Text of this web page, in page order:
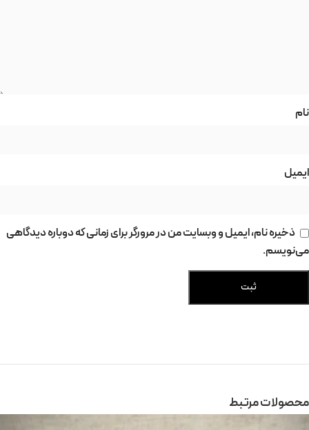
نام
ایمیل
ذخیره نام، ایمیل و وبسایت من در مرورگر برای زمانی که دوباره دیدگاهی
می‌نویسم.
محصولات مرتبط